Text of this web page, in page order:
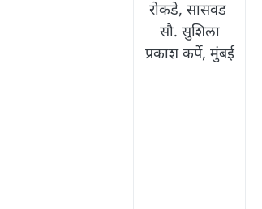
रोकडे, सासवड
सौ. सुशिला
प्रकाश कर्पे, मुंबई